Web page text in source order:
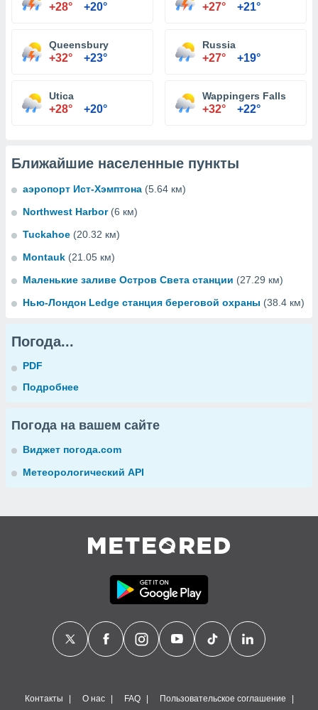
+28° +20° +27° +21°
Queensbury
+32° +23°
Russia
+27° +19°
Utica
+28° +20°
Wappingers Falls
+32° +22°
Ближайшие населенные пункты
аэропорт Ист-Хэмптона (5.64 км)
Northwest Harbor (6 км)
Tuckahoe (20.32 км)
Montauk (21.05 км)
Маленькие заливе Остров Света станции (27.29 км)
Нью-Лондон Ledge станция береговой охраны (38.4 км)
Погода...
PDF
Подробнее
Погода на вашем сайте
Виджет погода.com
Метеорологический API
Контакты О нас FAQ Пользовательское соглашение